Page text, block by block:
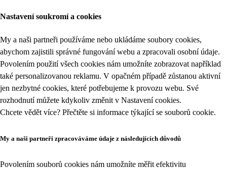
Nastavení soukromí a cookies
My a naši partneři používáme nebo ukládáme soubory cookies,
abychom zajistili správné fungování webu a zpracovali osobní údaje.
Povolením použití všech cookies nám umožníte zobrazovat například
také personalizovanou reklamu. V opačném případě zůstanou aktivní
jen nezbytné cookies, které potřebujeme k provozu webu. Své
rozhodnutí můžete kdykoliv změnit v Nastavení cookies.
Chcete vědět více? Přečtěte si informace týkající se souborů cookie.
My a naši partneři zpracováváme údaje z následujících důvodů
Povolením souborů cookies nám umožníte měřit efektivitu